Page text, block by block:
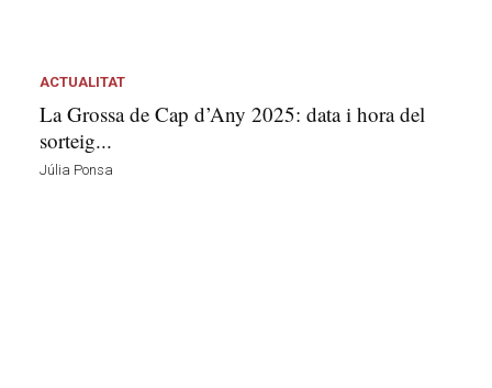
ACTUALITAT
La Grossa de Cap d’Any 2025: data i hora del
sorteig...
Júlia Ponsa